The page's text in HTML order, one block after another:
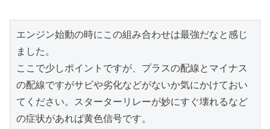
エンジン始動の時にこの組み合わせは最強だなと感じ
ました。
ここで少しポイントですが、プラスの配線とマイナス
の配線ですがサビや劣化などがないか気にかけておい
てください。スターターリレーが妙にすぐ壊れるなど
の症状があれば黄色信号です。